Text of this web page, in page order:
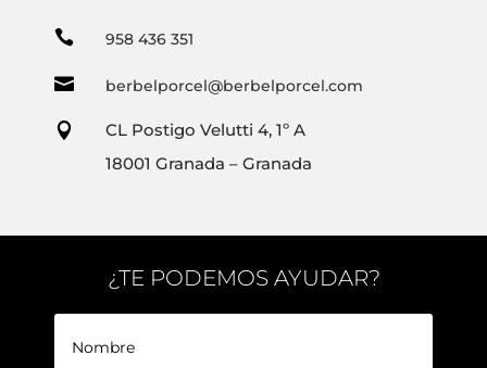
 958 436 351
 berbelporcel@berbelporcel.com

CL Postigo Velutti 4, 1º A
18001 Granada – Granada
¿TE PODEMOS AYUDAR?